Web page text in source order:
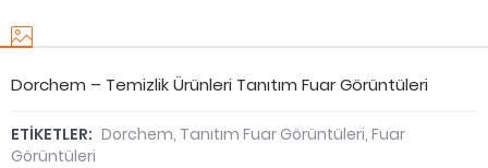
Dorchem – Temizlik Ürünleri Tanıtım Fuar Görüntüleri
ETİKETLER: Dorchem, Tanıtım Fuar Görüntüleri, Fuar
Görüntüleri